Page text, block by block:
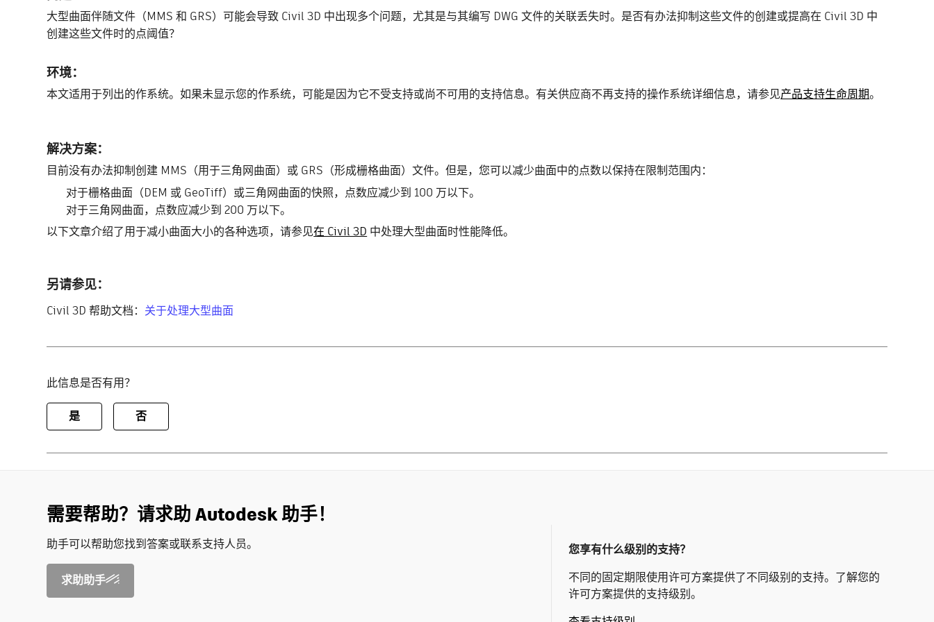
大型曲面伴随文件（MMS 和 GRS）可能会导致 Civil 3D 中出现多个问题，尤其是与其编写 DWG 文件的关联丢失时。是否有办法抑制这些文件的创建或提高在 Civil 3D 中
创建这些文件时的点阈值？
环境：
本文适用于列出的作系统。如果未显示您的作系统，可能是因为它不受支持或尚不可用的支持信息。有关供应商不再支持的操作系统详细信息，请参见产品支持生命周期。
解决方案：
目前没有办法抑制创建 MMS（用于三角网曲面）或 GRS（形成栅格曲面）文件。但是，您可以减少曲面中的点数以保持在限制范围内：
对于栅格曲面（DEM 或 GeoTiff）或三角网曲面的快照，点数应减少到 100 万以下。
对于三角网曲面，点数应减少到 200 万以下。
以下文章介绍了用于减小曲面大小的各种选项，请参见在 Civil 3D 中处理大型曲面时性能降低。
另请参见：
Civil 3D 帮助文档： 关于处理大型曲面
此信息是否有用？
是 否
需要帮助？请求助 Autodesk 助手！
助手可以帮助您找到答案或联系支持人员。
求助助手
您享有什么级别的支持？
不同的固定期限使用许可方案提供了不同级别的支持。了解您的
许可方案提供的支持级别。